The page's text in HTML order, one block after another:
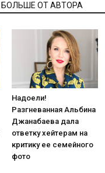
БОЛЬШЕ ОТ АВТОРА
Надоели!
Разгневанная Альбина
Джанабаева дала
ответку хейтерам на
критику ее семейного
фото